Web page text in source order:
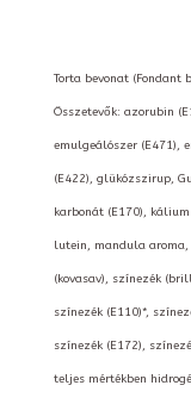
Torta bevonat (Fondant
Összetevők: azorubin
emulgeálószer (E471),
(E422), glükózszirup,
karbonát (E170),
lutein, mandula
(kovasav), színezék
színezék (E110)*,
színezék (E172),
teljes mértékben